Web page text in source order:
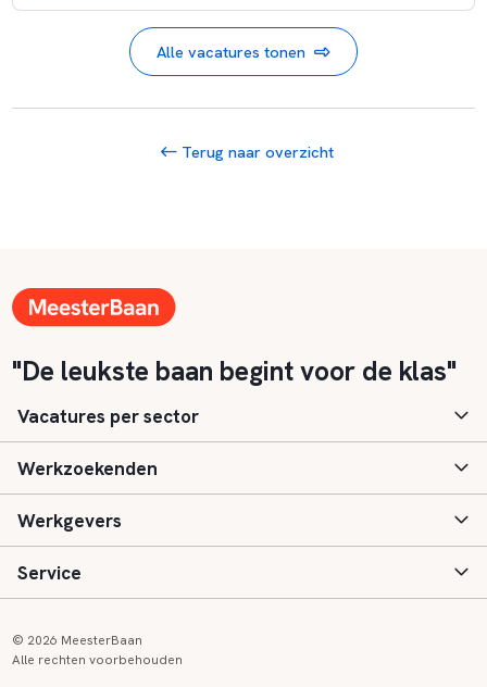
Alle vacatures tonen
Terug naar overzicht
"De leukste baan begint voor de klas"
Vacatures per sector
Basisonderwijs
Speciaal (basis) onderwijs
Voortgezet onderwijs
Werkzoekenden
Aanmelden
Vacatures
Werkgevers
Inloggen
Service
© 2026 MeesterBaan
Alle rechten voorbehouden